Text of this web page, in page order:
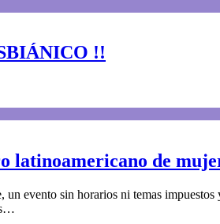
!!
latinoamericano de
un evento sin horarios ni temas